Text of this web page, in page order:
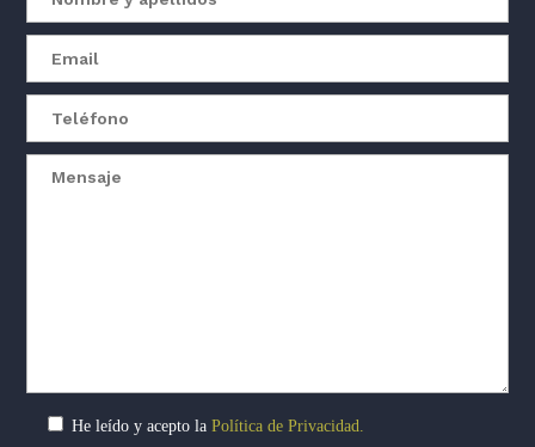
He leído y acepto laPolítica de Privacidad.